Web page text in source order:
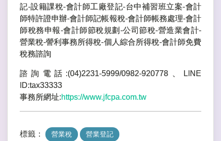
記-設籍課稅-會計師工廠登記-台中補習班立案-會計
師特許證申辦-會計師記帳報稅-會計師帳務處理-會計
師稅務申報-會計師節稅規劃-公司節稅-營造業會計-
營業稅-謍利事務所得稅-個人綜合所得稅-會計師免費
稅務諮詢
諮詢電話:(04)2231-5999/0982-920778、LINE
ID:tax33333
事務所網址:https://www.jfcpa.com.tw
標籤： 營業稅 營業登記